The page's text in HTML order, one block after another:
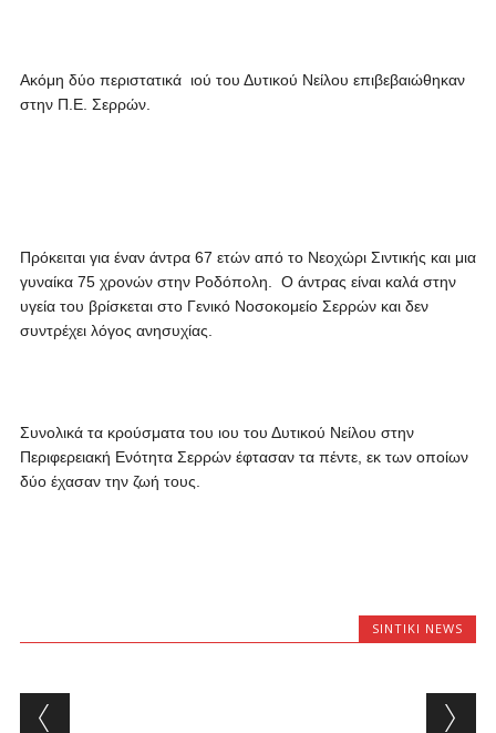
Ακόμη δύο περιστατικά ιού του Δυτικού Νείλου επιβεβαιώθηκαν
στην Π.Ε. Σερρών.
Πρόκειται για έναν άντρα 67 ετών από το Νεοχώρι Σιντικής και μια
γυναίκα 75 χρονών στην Ροδόπολη. Ο άντρας είναι καλά στην
υγεία του βρίσκεται στο Γενικό Νοσοκομείο Σερρών και δεν
συντρέχει λόγος ανησυχίας.
Συνολικά τα κρούσματα του ιου του Δυτικού Νείλου στην
Περιφερειακή Ενότητα Σερρών έφτασαν τα πέντε, εκ των οποίων
δύο έχασαν την ζωή τους.
SINTIKI NEWS
Post navigation